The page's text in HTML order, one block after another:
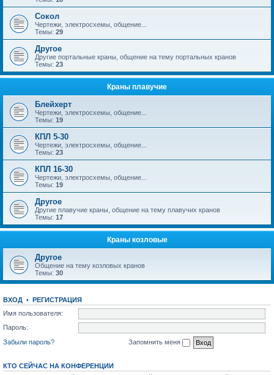
Сокол
Чертежи, электросхемы, общение...
Темы: 29
Другое
Другие портальные краны, общение на тему портальных кранов
Темы: 23
Краны плавучие
Блейхерт
Чертежи, электросхемы, общение...
Темы: 19
КПЛ 5-30
Чертежи, электросхемы, общение...
Темы: 23
КПЛ 16-30
Чертежи, электросхемы, общение...
Темы: 19
Другое
Другие плавучие краны, общение на тему плавучих кранов
Темы: 17
Краны козловые
Другое
Общение на тему козловых кранов
Темы: 30
ВХОД • РЕГИСТРАЦИЯ
Имя пользователя:
Пароль:
Забыли пароль?
Запомнить меня
КТО СЕЙЧАС НА КОНФЕРЕНЦИИ